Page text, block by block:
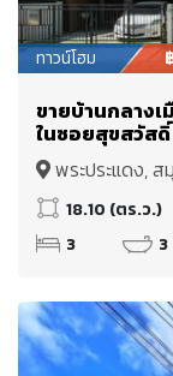
ทาวน์โฮม
ขายบ้านกลางเ
ในซอยสุขสวัสดิ์
ภูมิพลพระประแดง, ส
18.10 (ตร.ว.)
3
3